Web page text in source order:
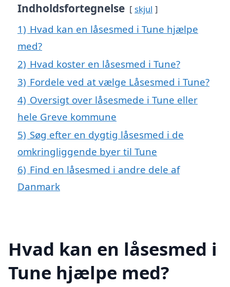
Indholdsfortegnelse skjul
1) Hvad kan en låsesmed i Tune hjælpe
med?
2) Hvad koster en låsesmed i Tune?
3) Fordele ved at vælge Låsesmed i Tune?
4) Oversigt over låsesmede i Tune eller
hele Greve kommune
5) Søg efter en dygtig låsesmed i de
omkringliggende byer til Tune
6) Find en låsesmed i andre dele af
Danmark
Hvad kan en låsesmed i
Tune hjælpe med?